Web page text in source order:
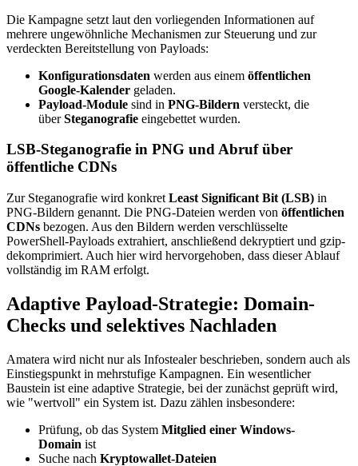
Die Kampagne setzt laut den vorliegenden Informationen auf
mehrere ungewöhnliche Mechanismen zur Steuerung und zur
verdeckten Bereitstellung von Payloads:
Konfigurationsdaten werden aus einem öffentlichen
Google-Kalender geladen.
Payload-Module sind in PNG-Bildern versteckt, die
überSteganografie eingebettet wurden.
LSB-Steganografie in PNG und Abruf über
öffentliche CDNs
Zur Steganografie wird konkret Least Significant Bit (LSB) in
PNG-Bildern genannt. Die PNG-Dateien werden von öffentlichen
CDNs bezogen. Aus den Bildern werden verschlüsselte
PowerShell-Payloads extrahiert, anschließend dekryptiert und gzip-
dekomprimiert. Auch hier wird hervorgehoben, dass dieser Ablauf
vollständig im RAM erfolgt.
Adaptive Payload-Strategie: Domain-
Checks und selektives Nachladen
Amatera wird nicht nur als Infostealer beschrieben, sondern auch als
Einstiegspunkt in mehrstufige Kampagnen. Ein wesentlicher
Baustein ist eine adaptive Strategie, bei der zunächst geprüft wird,
wie "wertvoll" ein System ist. Dazu zählen insbesondere:
Prüfung, ob das System Mitglied einer Windows-
Domain ist
Suche nach Kryptowallet-Dateien